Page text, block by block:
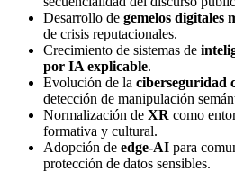
Desarrollo de gemelos digitales
de crisis reputacionales.
Crecimiento de sistemas de
por IA explicable.
Evolución de la ciberseguridad
detección de manipulación
Normalización de XR como
formativa y cultural.
Adopción de edge‑AI para
protección de datos sensibles.